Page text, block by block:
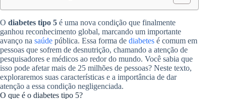
O diabetes tipo 5 é uma nova condição que finalmente
ganhou reconhecimento global, marcando um importante
avanço na saúde pública. Essa forma de diabetes é comum em
pessoas que sofrem de desnutrição, chamando a atenção de
pesquisadores e médicos ao redor do mundo. Você sabia que
isso pode afetar mais de 25 milhões de pessoas? Neste texto,
exploraremos suas características e a importância de dar
atenção a essa condição negligenciada.
O que é o diabetes tipo 5?